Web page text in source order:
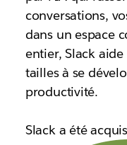
conversations,
dans un espace
entier, Slack
tailles à se
productivité.
Slack a été